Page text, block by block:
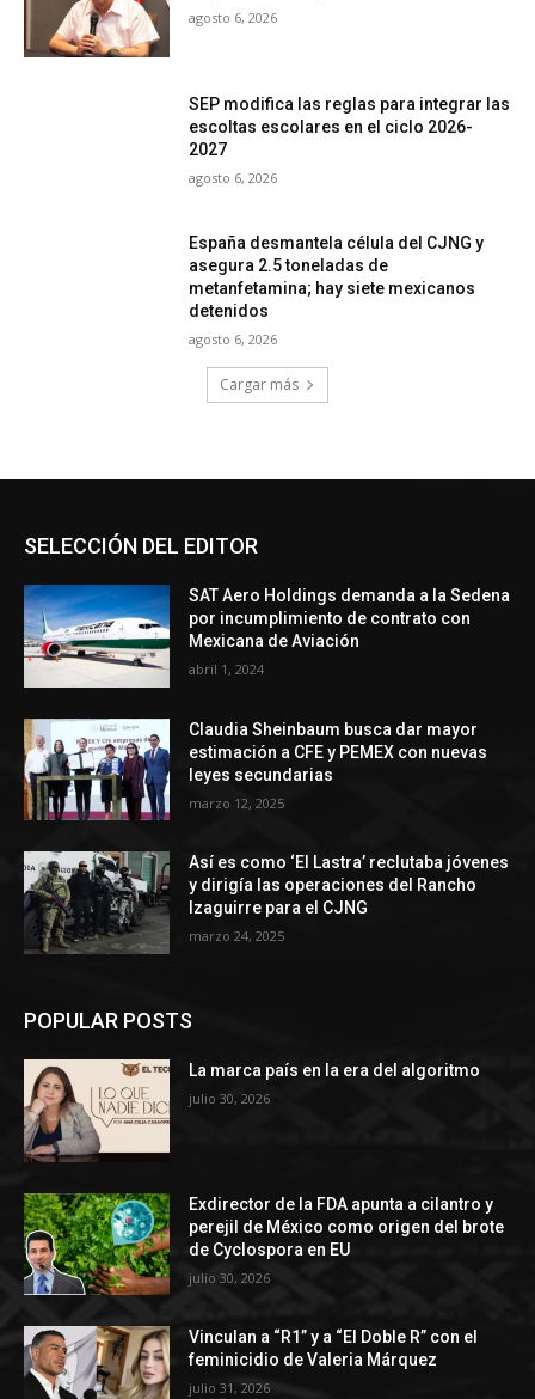
agosto 6, 2026
SEP modifica las reglas para integrar las
escoltas escolares en el ciclo 2026-
2027
agosto 6, 2026
España desmantela célula del CJNG y
asegura 2.5 toneladas de
metanfetamina; hay siete mexicanos
detenidos
agosto 6, 2026
Cargar más
SELECCIÓN DEL EDITOR
SAT Aero Holdings demanda a la Sedena
por incumplimiento de contrato con
Mexicana de Aviación
abril 1, 2024
Claudia Sheinbaum busca dar mayor
estimación a CFE y PEMEX con nuevas
leyes secundarias
marzo 12, 2025
Así es como ‘El Lastra’ reclutaba jóvenes
y dirigía las operaciones del Rancho
Izaguirre para el CJNG
marzo 24, 2025
POPULAR POSTS
La marca país en la era del algoritmo
julio 30, 2026
Exdirector de la FDA apunta a cilantro y
perejil de México como origen del brote
de Cyclospora en EU
julio 30, 2026
Vinculan a “R1” y a “El Doble R” con el
feminicidio de Valeria Márquez
julio 31, 2026